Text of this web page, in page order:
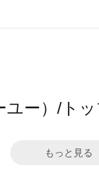
ユー）/ト
もっと見る